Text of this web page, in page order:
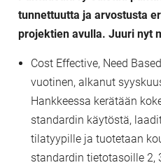
tunnettuutta ja arvostusta
projektien avulla. Juuri nyt
Cost Effective, Need
vuotinen, alkanut
Hankkeessa kerätään
standardin käytöstä,
tilatyypille ja tuotetaan
standardin tietotasoille 2,